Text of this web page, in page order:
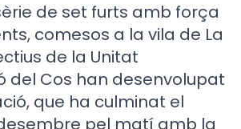
de set furts amb força
comesos a la vila de La
de la Unitat
del Cos han desenvolupat
que ha culminat el
pel matí amb la